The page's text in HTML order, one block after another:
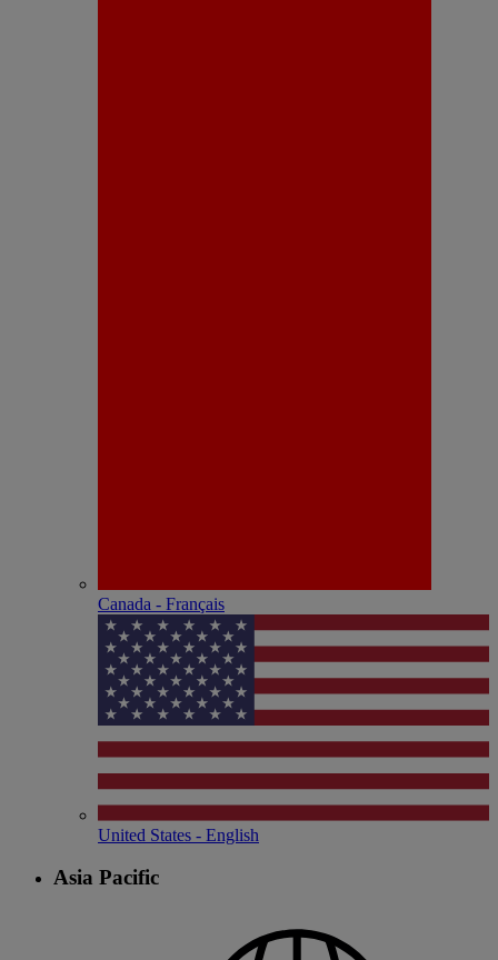
Canada - Français
United States - English
Asia Pacific